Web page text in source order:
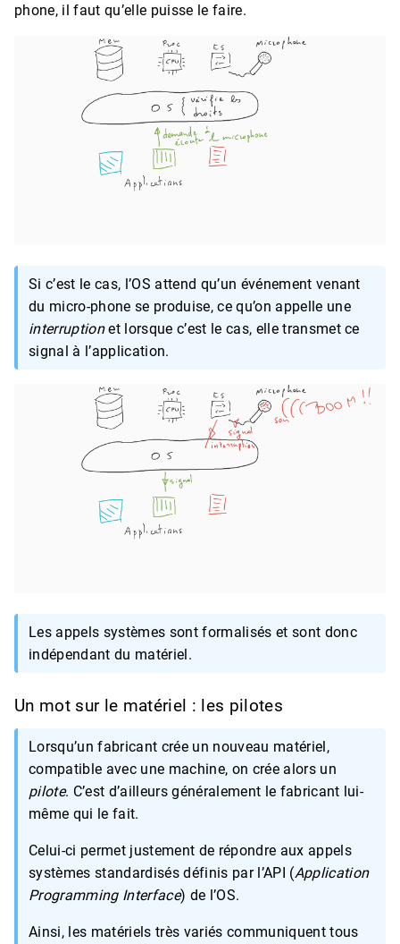
phone, il faut qu’elle puisse le faire.
Si c’est le cas, l’OS attend qu’un événement venant
du micro-phone se produise, ce qu’on appelle une
interruptionet lorsque c’est le cas, elle transmet ce
signal à l’application.
Les appels systèmes sont formalisés et sont donc
indépendant du matériel.
Un mot sur le matériel : les pilotes
Lorsqu’un fabricant crée un nouveau matériel,
compatible avec une machine, on crée alors un
pilote. C’est d’ailleurs généralement le fabricant lui-
même qui le fait.
Celui-ci permet justement de répondre aux appels
systèmes standardisés définis par l’API (Application
Programming Interface) de l’OS.
Ainsi, les matériels très variés communiquent tous